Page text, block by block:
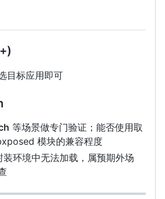
目标应用即可
等场景做专门验证；能否使用取
模块的兼容程度
环境中无法加载，属预期外场